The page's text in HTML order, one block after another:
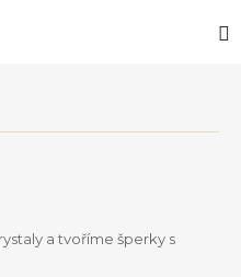
a tvoříme šperky s